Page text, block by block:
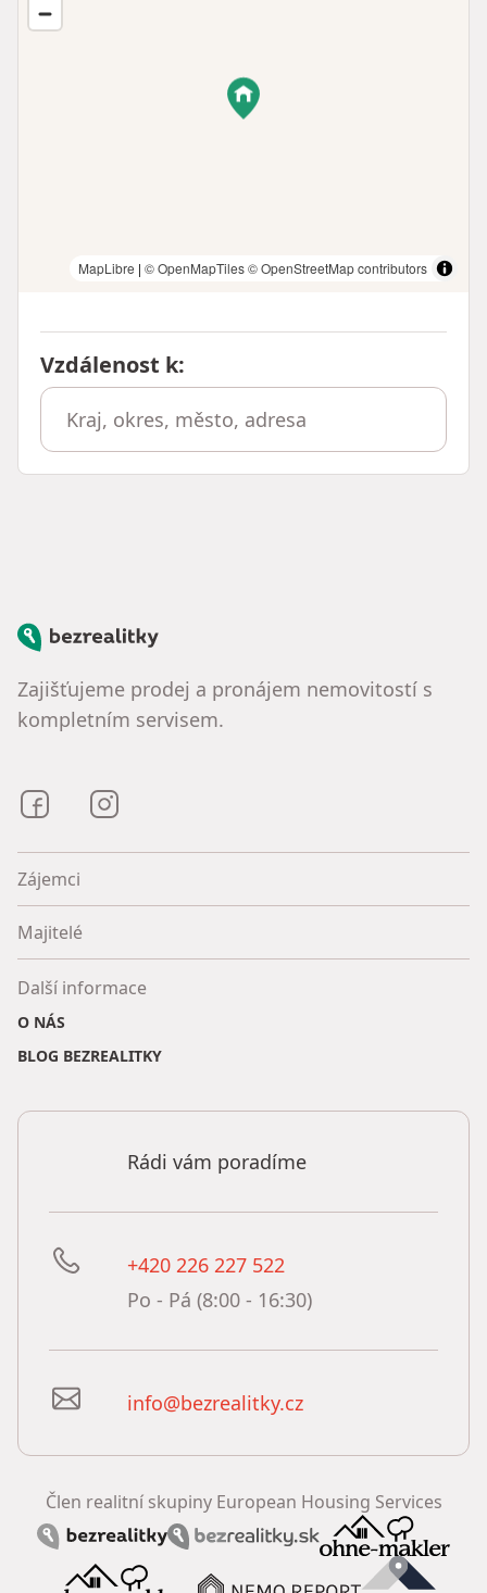
MapLibre | © OpenMapTiles© OpenStreetMap contributors
Vzdálenost k:
Bezrealitky
Zajišťujeme prodej a pronájem nemovitostí s
kompletním servisem.
Bezrealitky na Facebooku
Zájemci
Majitelé
Další informace
O NÁS
BLOG BEZREALITKY
Rádi vám poradíme
+420 226 227 522
Po - Pá (8:00 - 16:30)
info@bezrealitky.cz
Člen realitní skupiny European Housing Services